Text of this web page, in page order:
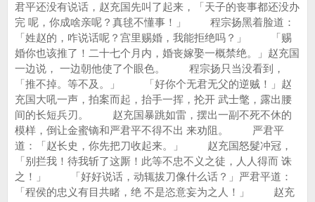
君平还没有说话，赵充国先叫了起来，「天子的丧事都还没办
完 呢，你成啥亲呢？真毬不懂事！」 程宗扬黑着脸道：
「姓赵的，咋说话呢？宫里赐婚，我能拒绝吗？」 「赐
婚你也该推了！二十七个月内，婚丧嫁娶一概禁绝。」赵充国
一边说， 一边朝他使了个眼色。 程宗扬只当没看到，
「推不掉。等不及。」 「好你个无君无父的逆贼！」赵
充国大吼一声，拍案而起，抬手一挥，抡开 武士氅，露出腰
间的长短兵刃。 赵充国暴跳如雷，摆出一副不死不休的
模样，倒让金蜜镝和严君平不得不出 来劝阻。 严君平
道：「赵长史，你先把刀收起来。」 赵充国怒髮冲冠，
「别拦我！待我斩了这厮！此等不忠不义之徒，人人得而 诛
之！」 「好好说话，动辄拔刀像什么话？」严君平道：
「程侯的忠义有目共睹，绝 不是恣意妄为之人！」 赵充